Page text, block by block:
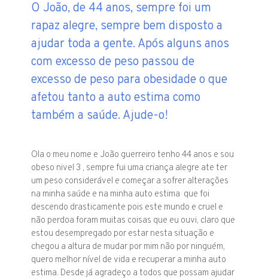
O João, de 44 anos, sempre foi um
rapaz alegre, sempre bem disposto a
ajudar toda a gente. Após alguns anos
com excesso de peso passou de
excesso de peso para obesidade o que
afetou tanto a auto estima como
também a saúde. Ajude-o!
Ola o meu nome e João guerreiro tenho 44 anos e sou
obeso nivel 3 , sempre fui uma criança alegre ate ter
um peso considerável e começar a sofrer alterações
na minha saúde e na minha auto estima que foi
descendo drasticamente pois este mundo e cruel e
não perdoa foram muitas coisas que eu ouvi, claro que
estou desempregado por estar nesta situação e
chegou a altura de mudar por mim não por ninguém,
quero melhor nível de vida e recuperar a minha auto
estima. Desde já agradeço a todos que possam ajudar